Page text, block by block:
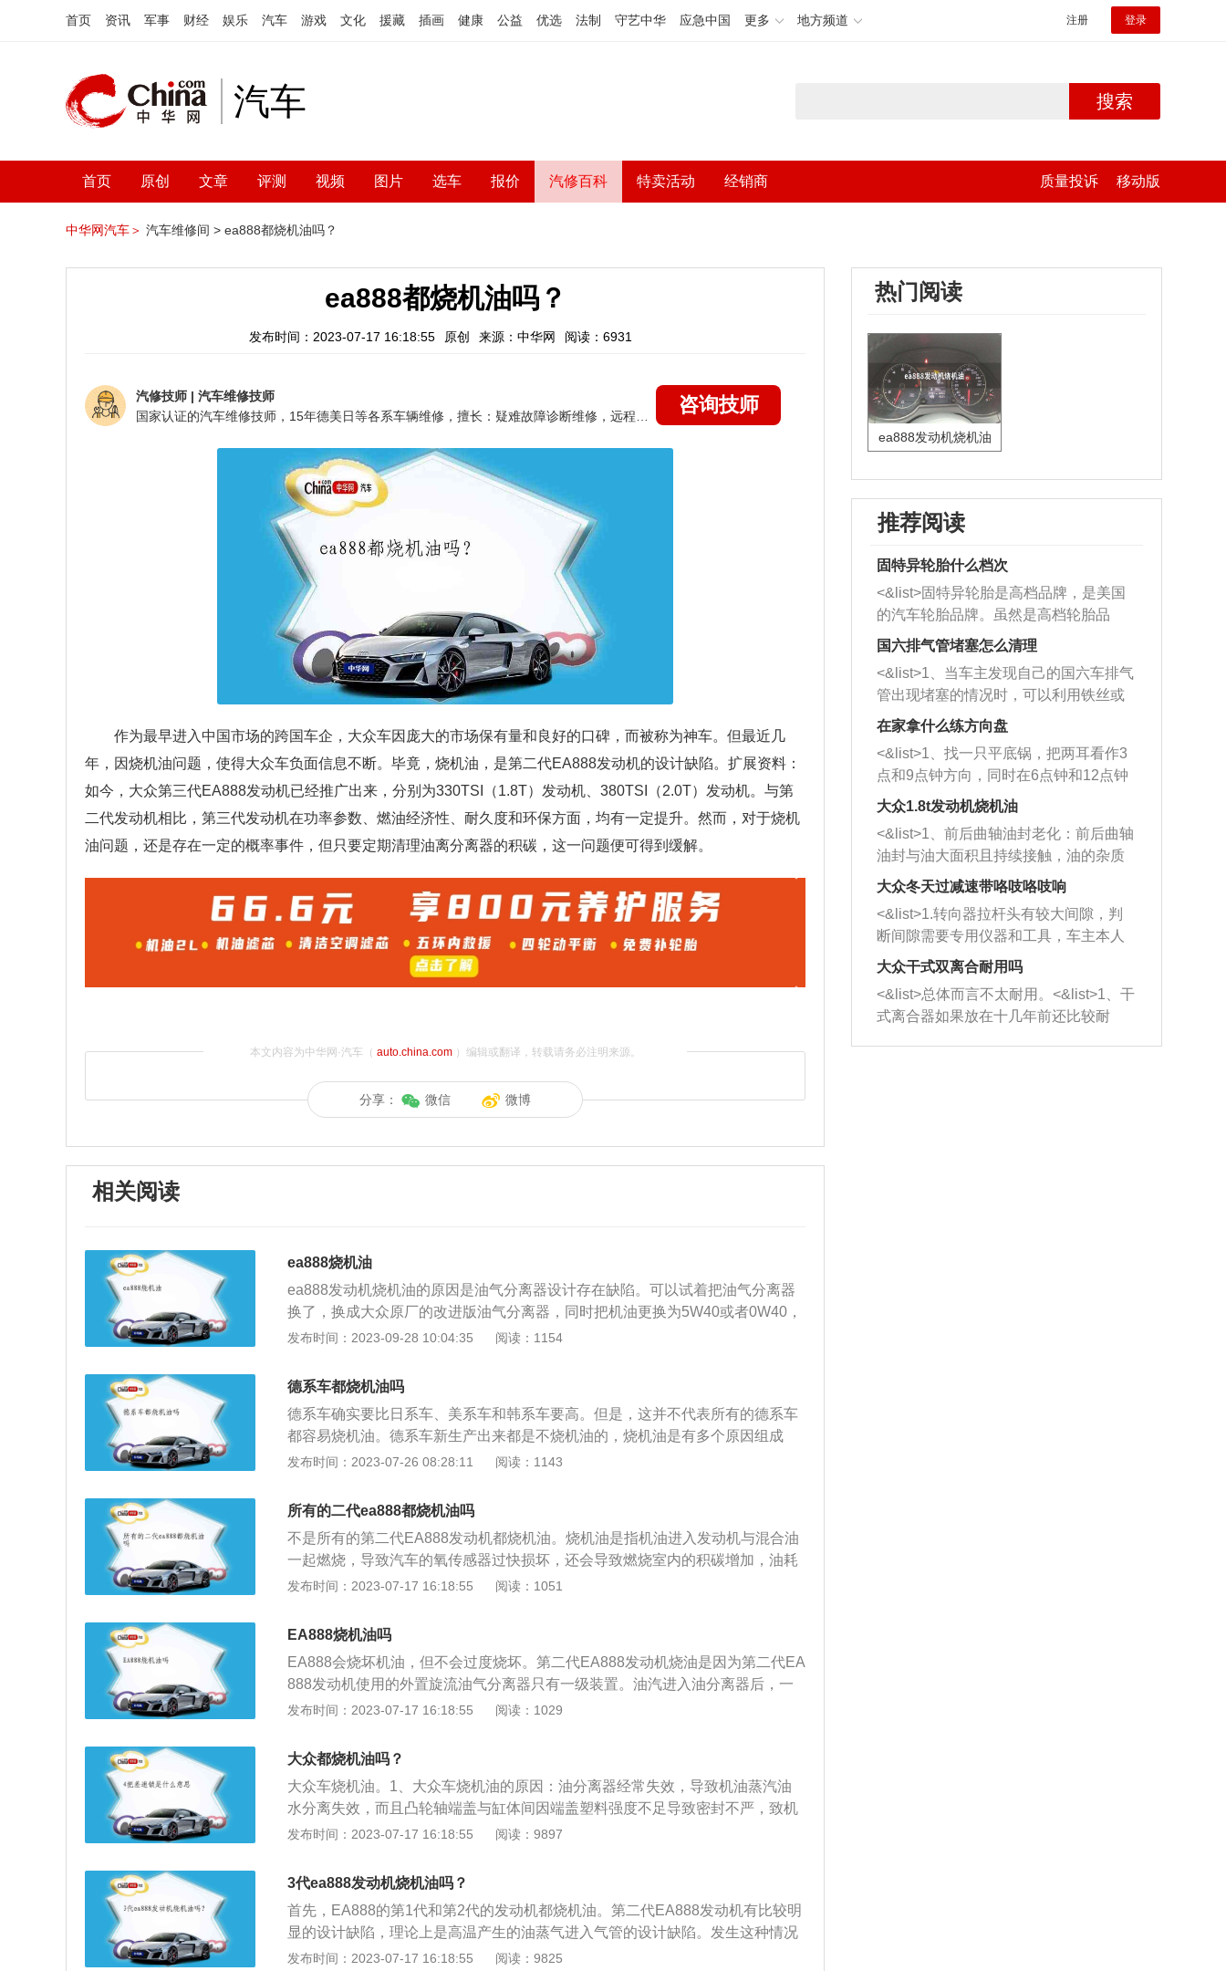
首页 资讯 军事 财经 娱乐 汽车 游戏 文化 援藏 插画 健康 公益 优选 法制 守艺中华 应急中国 更多 地方频道 注册 登录
汽车 搜索
首页 原创 文章 评测 视频 图片 选车 报价 汽修百科 特卖活动 经销商 质量投诉 移动版
中华网汽车＞ 汽车维修间 > ea888都烧机油吗？
ea888都烧机油吗？
发布时间：2023-07-17 16:18:55 原创 来源：中华网 阅读：6931
汽修技师 | 汽车维修技师
咨询技师
作为最早进入中国市场的跨国车企，大众车因庞大的市场保有量和良好的口碑，而被称为神车。但最近几
年，因烧机油问题，使得大众车负面信息不断。毕竟，烧机油，是第二代EA888发动机的设计缺陷。扩展资料：
如今，大众第三代EA888发动机已经推广出来，分别为330TSI（1.8T）发动机、380TSI（2.0T）发动机。与第
二代发动机相比，第三代发动机在功率参数、燃油经济性、耐久度和环保方面，均有一定提升。然而，对于烧机
油问题，还是存在一定的概率事件，但只要定期清理油离分离器的积碳，这一问题便可得到缓解。
本文内容为中华网·汽车（ auto.china.com）编辑或翻译，转载请务必注明来源。
分享： 微信 微博
相关阅读
ea888烧机油
ea888发动机烧机油的原因是油气分离器设计存在缺陷。可以试着把油气分离器
换了，换成大众原厂的改进版油气分离器，同时把机油更换为5W40或者0W40，
符合大众502/505标准的机油，换完之后会好很多。如果上述方法不行，只能去4
严重的烧机油现象，建议立即维修，否则会影响发动机的正常运行。机油对于发
动机来说是非常重要的，机油被称为发动机的血液，如果发动机内没有机油，那
发动机是无法正常运行的。大众EA888发动机是大众全新设计的一款发动机，发
动机集合缸内直喷、涡轮增压、可变气门正时等一系列先进技术于一身，实现了
动力与经济环保。EA888发动机是大众集团旗下中高级车型的主力机型，包括1.8
身，凭借充足的低速扭矩，良好的燃油经济性以及一流的可靠性，得到市场的广
泛认可。EA888发动机遵循全球统一的技术规格和质量控制要求，搭载于大众旗
下迈腾、CC、途观、帕萨特，奥迪Q5等多款车型上。以迈腾2023款200万辆纪
W，最大扭矩：320牛米，采用2.0T186马力L4发动机，型号为EA888-DTH，排
*宽*高：4866*1832*1464mm，最大功率：132kW，最大扭矩：300牛米，采用1.
8T180马力L4发动机，型号为EA888-CUF，排量1.8L，采用7挡湿式双离合变速
箱。（数据来源有驾官网）
发布时间：2023-09-28 10:04:35 阅读：1154
德系车都烧机油吗
德系车确实要比日系车、美系车和韩系车要高。但是，这并不代表所有的德系车
都容易烧机油。德系车新生产出来都是不烧机油的，烧机油是有多个原因组成
的，并不是生产出来就都烧机油。烧机油主要原因：1、燃油品质差。造成汽车
碳，积碳经过长时间的累积会越来越厚，其中一部分会进入到活塞之中，造成活
塞环粘连，回油孔堵塞，就会在发动机中产生缝隙，空气就通过缝隙进入到燃烧
室内参与燃烧，形成烧机油的现象。解决方法：使用质量好的燃油。2、交通拥
堵导致，燃油不能充分燃烧。由于国内的交通拥堵，燃油得不到有效的燃烧，就
会生成大量的积碳，积碳堵塞回油孔，刮油环无法刮下缸壁上的机油，机油就会
路段开车即可。3、气门油封老化。气门油封老化也会发生烧机油的情况。气门
油封选用的是耐热和耐油的橡胶制作而成，油封需要在高温下与汽油和机油相接
触，再加上冷热工作的温度变化，会消耗油封中的增塑剂，长时间之后开始进行
油封。4、机油品质不达标。机油品质不达标也是烧机油的原因之一，机油品质
易对缸壁造成磨损，磨损会让发动机的温度升高，很快就容易出现拉缸、报废的
情况。解决方法：使用质量好的机油即可。5、汽车活塞环密封不好。如果汽车
到达正常温度后还是出现烧机油的情况，那么可能是汽车的活塞环出现了问题，
不能很好地密封。密封环出现泄露机油的情况，机油进入燃烧室，然后汽车就会
气阻力高。过高的进气系统阻力，会增加发动机内的真空度，并能增大油的消
耗。空气过滤器严重堵塞就是这种情况的一个例子。解决方法：清洁进气口和空
气过滤器。7、不按换油周期换机油，油脏。如果不按换油周期换机油，机油过
滤器维护不当都会使机油变脏，使得机油堵塞活塞、活塞环处油隙，导致油耗上
升。脏油还会引起轴承、气缸、活塞、活塞环的磨损加剧。这些磨损的部件，如
发布时间：2023-07-26 08:28:11 阅读：1143
所有的二代ea888都烧机油吗
不是所有的第二代EA888发动机都烧机油。烧机油是指机油进入发动机与混合油
一起燃烧，导致汽车的氧传感器过快损坏，还会导致燃烧室内的积碳增加，油耗
上升，严重的还会导致发动机的引擎损坏，难以修复。烧机油和车主平时的使
发动机起到润滑、清洁、冷却、密封、减磨、防锈、防蚀等作用。发动机是汽车
差，工作温度可达400摄氏度至600摄氏度。在这样恶劣的工况下面，只有合格的
润滑油才可降低发动机零件的磨损，延长使用寿命。
发布时间：2023-07-17 16:18:55 阅读：1051
EA888烧机油吗
EA888会烧坏机油，但不会过度烧坏。第二代EA888发动机烧油是因为第二代EA
888发动机使用的外置旋流油气分离器只有一级装置。油汽进入油分离器后，一
部分油汽会带着空气体进入歧管，然后带着混合气进入气缸参与燃烧。但在第三
上增加了一级锥形分离器，大大提高了油蒸气的分离效果，进一步降低了油的消
耗率，自然改善了烧油现象。第三代EA888发动机正时链条张紧器支柱由原来的
卡槽改为螺纹式，受力面积更大。即使张紧器的直径和材料不变，它也能承受比
以前更强的冲击力。为了进一步改善这个问题，第三代EA888发动机还加强了配
件的材质，明显的标志就是将原来配件号06H开头的张紧器换成了06K开头的张
发布时间：2023-07-17 16:18:55 阅读：1029
大众都烧机油吗？
大众车烧机油。1、大众车烧机油的原因：油分离器经常失效，导致机油蒸汽油
水分离失效，而且凸轮轴端盖与缸体间因端盖塑料强度不足导致密封不严，致机
油泄漏。还有就是其分离器下方的压力阀设计的缺陷，使得机油会泄漏。在涡轮
2、在驾驶过程中，驾驶习惯和燃油的品质也会导致发动机烧机油。如果急加速
会导致发动机内燃油燃烧不充分导致发动机积碳，燃油的品质差在燃烧后也会导
致发动机积碳。所以烧机油的因素有非常多。所以有些车主会出现烧机油，而有
些车主不会出现烧机油的情况。现在大众推出了第三代发动机后，烧机油的情况
也有所改善。
发布时间：2023-07-17 16:18:55 阅读：9897
3代ea888发动机烧机油吗？
首先，EA888的第1代和第2代的发动机都烧机油。第二代EA888发动机有比较明
显的设计缺陷，理论上是高温产生的油蒸气进入气管的设计缺陷。发生这种情况
主要是因为发动机只有一级处理装置在外部的涡流式油气缸里，当油蒸气进入油
发布时间：2023-07-17 16:18:55 阅读：9825
热门阅读
ea888发动机烧机油
推荐阅读
固特异轮胎什么档次
<&list>固特异轮胎是高档品牌，是美国
的汽车轮胎品牌。虽然是高档轮胎品
牌，但是中高低端的轮胎都有生产，这
也是为了更好的开拓市场。
国六排气管堵塞怎么清理
<&list>1、当车主发现自己的国六车排气
管出现堵塞的情况时，可以利用铁丝或
者是细棍，直接将杂物给取出来，如果
堵塞情况比较严重，也可以采取应急措
施。 <&list>2、直接利用木棍将所有的
杂物推到排气管里面的位置处，然后将
三元催化器拆解开，就可以将堵塞的东
西取出来。但如果是因为积碳过多引起
的堵塞，就需要将三元催化器泡在草酸
洗剂对堵塞的情况得到解决，将清洗剂
放在燃油箱中，与燃油混合后，车辆启
动时，就可以和汽油一起进入到燃烧
室，最后形成废气排出，就可以让三元
催化器得到清洗，排气管堵塞的情况就
能够得到解决。
在家拿什么练方向盘
<&list>1、找一只平底锅，把两耳看作3
点和9点钟方向，同时在6点钟和12点钟
方向做一个标记。 <&list>2、双手握住
一圈半的练习，往右同样也要打相同的
圈数。 <&list>3、最后强调要反复练
习，这样就可以形成肌肉记忆，在真实
驾驶车辆时，不需要记忆也能打好方
向。
大众1.8t发动机烧机油
<&list>1、前后曲轴油封老化：前后曲轴
油封与油大面积且持续接触，油的杂质
和发动机内持续温度变化使其密封效果
逐渐减弱，导致渗油或漏油。<&list>2、
活塞间隙过大：积碳会使活塞环与缸体
的间隙扩大，导致机油流入燃烧室中，
造成烧机油。<&list>3、机油粘度。使用
机油粘度过小的话，同样会有烧机油现
象，机油粘度过小具有很好的流动性，
大众冬天过减速带咯吱咯吱响
<&list>1.转向器拉杆头有较大间隙，判
断间隙需要专用仪器和工具，车主本人
无法制作，需要将车辆送到修理厂或4s
店；<&list>2.车辆半轴套管防尘罩破
裂，破裂后会出现漏油现象，使半轴磨
损严重，磨损的半轴容易损坏，产生异
响；<&list>3.稳定器的转向胶套和球头
大众干式双离合耐用吗
<&list>总体而言不太耐用。<&list>1、干
式离合器如果放在十几年前还比较耐